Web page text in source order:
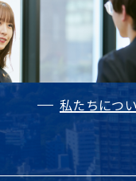
私たちにつ